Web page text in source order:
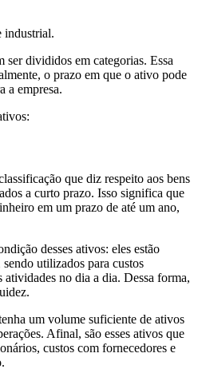
industrial.
ser divididos em categorias. Essa
o prazo em que o ativo pode
a empresa.
que diz respeito aos bens
a curto prazo. Isso significa que
em um prazo de até um ano,
desses ativos: eles estão
utilizados para custos
atividades no dia a dia. Dessa forma,
um volume suficiente de ativos
Afinal, são esses ativos que
custos com fornecedores e